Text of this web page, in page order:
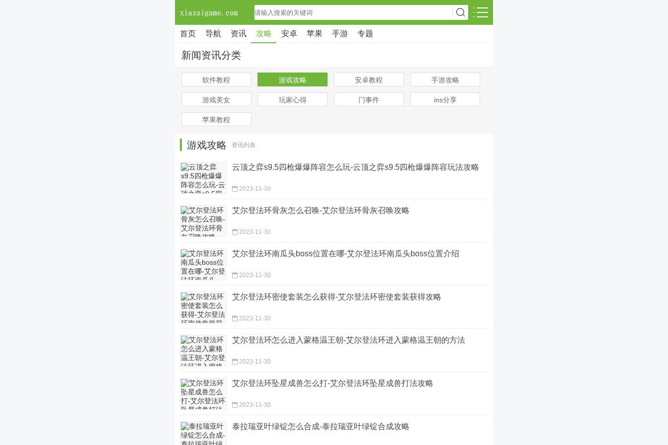
首页 导航 资讯 攻略 安卓 苹果 手游 专题
新闻资讯分类
软件教程 游戏攻略 安卓教程 手游攻略
游戏美女 玩家心得 门事件 ins分享
苹果教程
游戏攻略 资讯列表
云顶之弈s9.5四枪爆爆阵容怎么玩-云顶之弈s9.5四枪爆爆阵容玩法攻略
2023-11-30
艾尔登法环骨灰怎么召唤-艾尔登法环骨灰召唤攻略
2023-11-30
艾尔登法环南瓜头boss位置在哪-艾尔登法环南瓜头boss位置介绍
2023-11-30
艾尔登法环密使套装怎么获得-艾尔登法环密使套装获得攻略
2023-11-30
艾尔登法环怎么进入蒙格温王朝-艾尔登法环进入蒙格温王朝的方法
2023-11-30
艾尔登法环坠星成兽怎么打-艾尔登法环坠星成兽打法攻略
2023-11-30
泰拉瑞亚叶绿锭怎么合成-泰拉瑞亚叶绿锭合成攻略